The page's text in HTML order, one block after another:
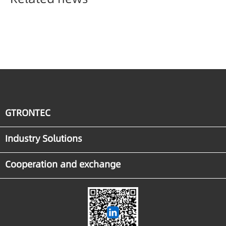
GTRONTEC
Industry Solutions
Cooperation and exchange